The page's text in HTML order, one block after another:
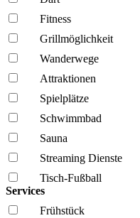
Fitness
Grillmöglich­keit
Wanderwege
Attraktionen
Spielplätze
Schwimmbad
Sauna
Streaming Dienste
Tisch-Fußball
Services
Frühstück